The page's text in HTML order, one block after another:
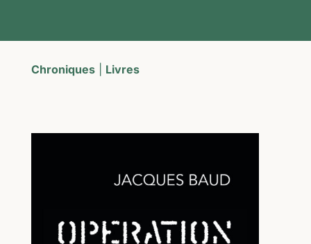
Chroniques| Livres